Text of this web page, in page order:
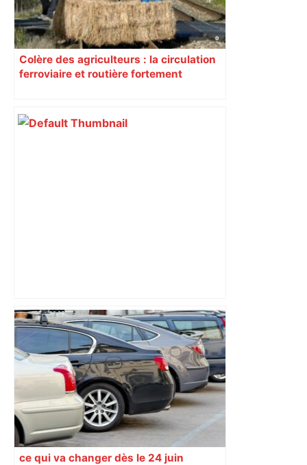
Colère des agriculteurs : la circulation
ferroviaire et routière fortement
Un adolescent à scooter tué près de
Toulouse, le chauffard en détention
provisoire – La Provence
ce qui va changer dès le 24 juin